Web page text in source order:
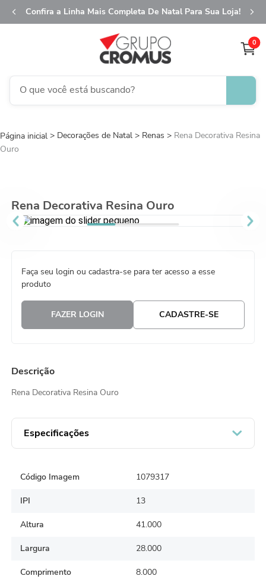
Confira a Linha Mais Completa De Natal Para Sua Loja!
0
O que você está buscando?
Decorações de Natal Renas
Rena Decorativa Resina
Ouro
Rena Decorativa Resina Ouro
Faça seu login ou cadastra-se para ter acesso a esse
produto
FAZER LOGIN CADASTRE-SE
Descrição
Rena Decorativa Resina Ouro
Especificações
Código Imagem 1079317
IPI 13
Altura 41.000
Largura 28.000
Comprimento 8.000
1º
fita aramada
5º
9º
urso